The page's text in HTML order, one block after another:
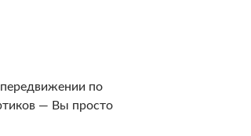
по
— Вы просто